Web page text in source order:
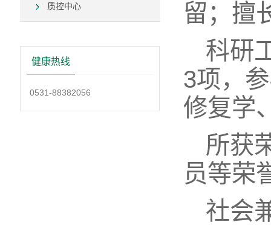
质控中心
健康热线
0531-88382056
留；擅
科研
3项，
修复学
所获
员等荣
社会